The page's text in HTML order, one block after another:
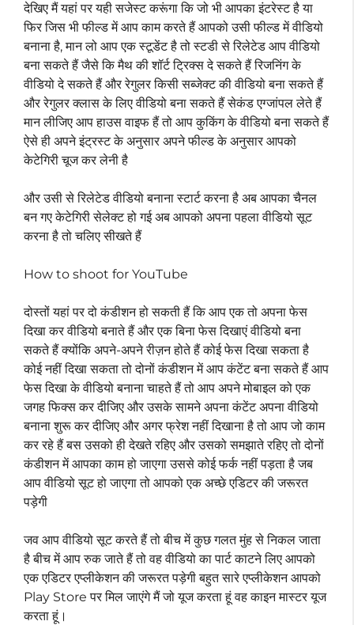
देखिए मैं यहां पर यही सजेस्ट करूंगा कि जो भी आपका इंटरेस्ट है या
फिर जिस भी फील्ड में आप काम करते हैं आपको उसी फील्ड में वीडियो
बनाना है, मान लो आप एक स्टूडेंट है तो स्टडी से रिलेटेड आप वीडियो
बना सकते हैं जैसे कि मैथ की शॉर्ट ट्रिक्स दे सकते हैं रिजनिंग के
वीडियो दे सकते हैं और रेगुलर किसी सब्जेक्ट की वीडियो बना सकते हैं
और रेगुलर क्लास के लिए वीडियो बना सकते हैं सेकंड एग्जांपल लेते हैं
मान लीजिए आप हाउस वाइफ हैं तो आप कुकिंग के वीडियो बना सकते हैं
ऐसे ही अपने इंट्रस्ट के अनुसार अपने फील्ड के अनुसार आपको
केटेगिरी चूज कर लेनी है
और उसी से रिलेटेड वीडियो बनाना स्टार्ट करना है अब आपका चैनल
बन गए केटेगिरी सेलेक्ट हो गई अब आपको अपना पहला वीडियो सूट
करना है तो चलिए सीखते हैं
How to shoot for YouTube
दोस्तों यहां पर दो कंडीशन हो सकती हैं कि आप एक तो अपना फेस
दिखा कर वीडियो बनाते हैं और एक बिना फेस दिखाएं वीडियो बना
सकते हैं क्योंकि अपने-अपने रीज़न होते हैं कोई फेस दिखा सकता है
कोई नहीं दिखा सकता तो दोनों कंडीशन में आप कंटेंट बना सकते हैं आप
फेस दिखा के वीडियो बनाना चाहते हैं तो आप अपने मोबाइल को एक
जगह फिक्स कर दीजिए और उसके सामने अपना कंटेंट अपना वीडियो
बनाना शुरू कर दीजिए और अगर फ्रेश नहीं दिखाना है तो आप जो काम
कर रहे हैं बस उसको ही देखते रहिए और उसको समझाते रहिए तो दोनों
कंडीशन में आपका काम हो जाएगा उससे कोई फर्क नहीं पड़ता है जब
आप वीडियो सूट हो जाएगा तो आपको एक अच्छे एडिटर की जरूरत
पड़ेगी
जव आप वीडियो सूट करते हैं तो बीच में कुछ गलत मुंह से निकल जाता
है बीच में आप रुक जाते हैं तो वह वीडियो का पार्ट काटने लिए आपको
एक एडिटर एप्लीकेशन की जरूरत पड़ेगी बहुत सारे एप्लीकेशन आपको
Play Store पर मिल जाएंगे मैं जो यूज करता हूं वह काइन मास्टर यूज
करता हूं।